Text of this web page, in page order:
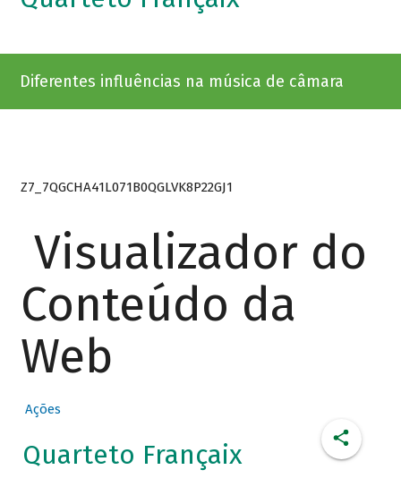
Diferentes influências na música de câmara
Z7_7QGCHA41L071B0QGLVK8P22GJ1
Visualizador do
Conteúdo da
Web
Ações
Quarteto Françaix